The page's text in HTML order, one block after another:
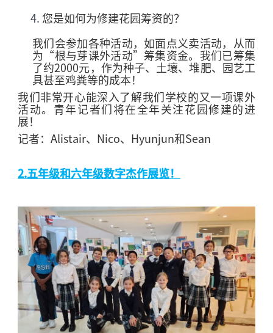
您是如何为修建花园筹资的？
我们会参加各种活动，如面点义卖活动，从而
为“根与芽课外活动”筹集资金。我们已筹集
了约2000元，作为种子、土壤、堆肥、园艺工
具甚至鸡粪等的成本！
我们非常开心能深入了解我们学校的又一项课外
活动。青年记者们将在全年关注花园修建的进
展！
记者：Alistair、 Nico、 Hyunjun和Sean
2.五年级和六年级数字杰作展览！